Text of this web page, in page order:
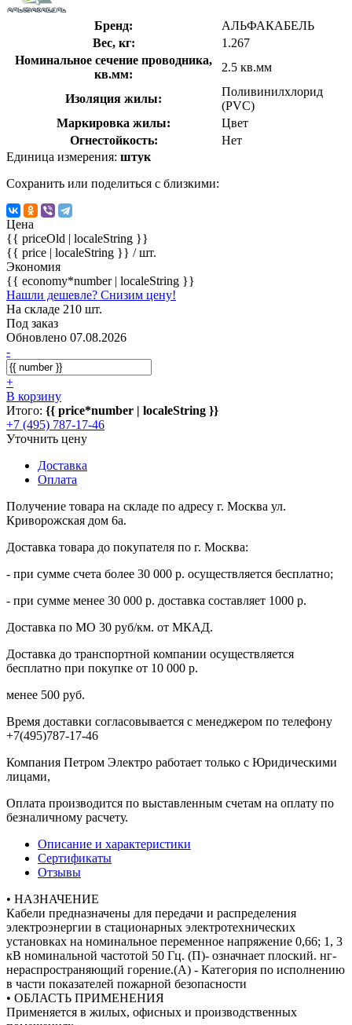
Бренд:
АЛЬФАКАБЕЛЬ
Вес, кг:
1.267
Номинальное сечение проводника,
кв.мм:
2.5 кв.мм
Изоляция жилы:
Поливинилхлорид
(PVC)
Маркировка жилы:
Цвет
Огнестойкость:
Нет
Единица измерения: штук
Сохранить или поделиться с близкими:
Цена
{{ priceOld | localeString }}
{{ price | localeString }} / шт.
Экономия
{{ economy*number | localeString }}
Нашли дешевле? Снизим цену!
На складе 210 шт.
Под заказ
Обновлено 07.08.2026
-
+
В корзину
Итого: {{ price*number | localeString }}
+7 (495) 787-17-46
Уточнить цену
Доставка
Оплата
Получение товара на складе по адресу г. Москва ул.
Криворожская дом 6а.
Доставка товара до покупателя по г. Москва:
- при сумме счета более 30 000 р. осуществляется бесплатно;
- при сумме менее 30 000 р. доставка составляет 1000 р.
Доставка по МО 30 руб/км. от МКАД.
Доставка до транспортной компании осуществляется
бесплатно при покупке от 10 000 р.
менее 500 руб.
Время доставки согласовывается с менеджером по телефону
+7(495)787-17-46
Компания Петром Электро работает только с Юридическими
лицами,
Оплата производится по выставленным счетам на оплату по
безналичному расчету.
Описание и характеристики
Сертификаты
Отзывы
• НАЗНАЧЕНИЕ
Кабели предназначены для передачи и распределения
электроэнергии в стационарных электротехнических
установках на номинальное переменное напряжение 0,66; 1, 3
кВ номинальной частотой 50 Гц. (П)- означнает плоский. нг-
нераспространяющий горение.(А) - Категория по исполнению
в части показателей пожарной безопасности
• ОБЛАСТЬ ПРИМЕНЕНИЯ
Применяется в жилых, офисных и производственных